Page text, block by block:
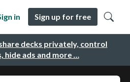
decks privately, control
hide ads and more …
in Sign up for free